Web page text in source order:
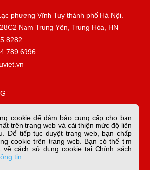
phường Vĩnh Tuy thành phố Hà Nội.
Nam Trung Yên, Trung Hòa, HN
789 6996
Hòa Cường Bắc, Q. Hải Châu, TP. Đà Nẵng.
cookie để đảm bảo cung cấp cho bạn
trên trang web và cải thiện mức độ liên
Để tiếp tục duyệt trang web, bạn chấp
cookie trên trang web. Bạn có thể tìm
về cách sử dụng cookie tại Chính sách
tin